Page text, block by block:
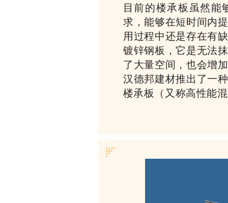
目前的楼承板虽然能
求，能够在短时间内
用过程中还是存在有
镀锌钢板，它是无法
了大量空间，也会增
汉德邦建材推出了一
楼承板（又称高性能